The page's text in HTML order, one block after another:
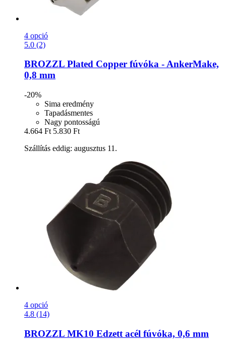
4 opció
5.0 (2)
BROZZL Plated Copper fúvóka -​ AnkerMake,
0,8 mm
-20%
Sima eredmény
Tapadásmentes
Nagy pontosságú
4.664 Ft 5.830 Ft
Szállítás eddig: augusztus 11.
4 opció
4.8 (14)
BROZZL MK10 Edzett acél fúvóka, 0,6 mm